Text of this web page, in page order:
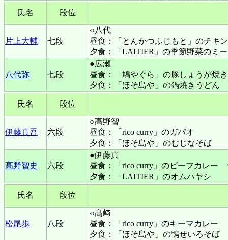
氏名 段位
片上大輔 七段
○八代
昼食：「とんかつふじもと」のチキ
夕食：「LAITIER」の季節野菜のミ
八代弥 七段
●広瀬
昼食：「鳩やぐら」の豚しょうが焼
夕食：「ほそ島や」の鍋焼きうどん
氏名 段位
伊藤真吾 六段
○髙野智
昼食：「rico curry」のガパオ
夕食：「ほそ島や」のむじなそば
髙野智史 六段
●伊藤真
昼食：「rico curry」のビーフカレー
夕食：「LAITIER」のオムハヤシ
氏名 段位
松尾歩 八段
○髙﨑
昼食：「rico curry」のキーマカレー
夕食：「ほそ島や」の鴨せいろそば